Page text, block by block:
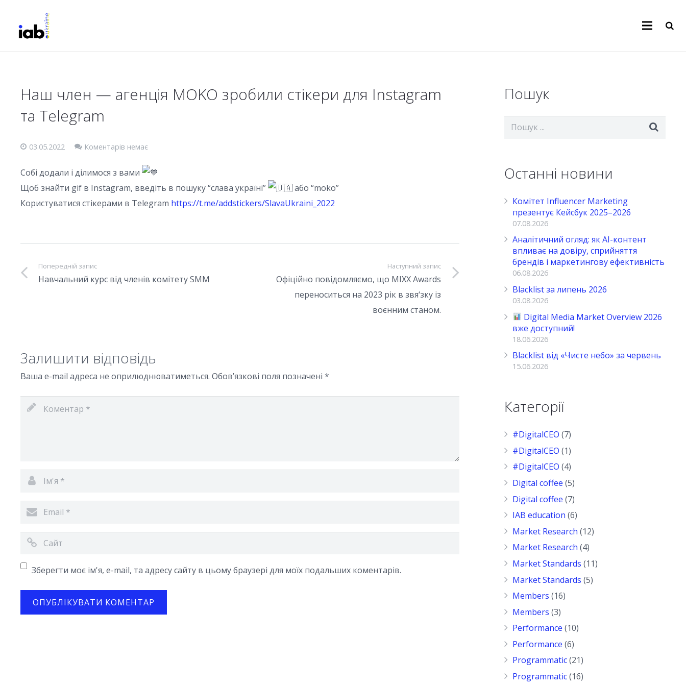
Наш член — агенція MOKO зробили стікери для Instagram
та Telegram
03.05.2022 Коментарів немає
Собі додали і ділимося з вами
Щоб знайти gif в Instagram, введіть в пошуку “слава україні”
або “moko”
Користуватися стікерами в Telegram https://t.me/addstickers/SlavaUkraini_2022
Попередній запис
Навчальний курс від членів комітету SMM
Наступний запис
Офіційно повідомляємо, що MIXX Awards
переноситься на 2023 рік в звя‘зку із
воєнним станом.
Залишити відповідь
Ваша e-mail адреса не оприлюднюватиметься. Обов’язкові поля позначені *
Зберегти моє ім'я, e-mail, та адресу сайту в цьому браузері для моїх подальших коментарів.
Пошук
Останні новини
Комітет Influencer Marketing
презентує Кейсбук 2025–2026
07.08.2026
Аналітичний огляд: як AI-контент
впливає на довіру, сприйняття
брендів і маркетингову ефективність
06.08.2026
Blacklist за липень 2026
03.08.2026
Digital Media Market Overview 2026
вже доступний!
18.06.2026
Blacklist від «Чисте небо» за червень
15.06.2026
Категорії
#DigitalCEO (7)
#DigitalCEO (1)
#DigitalCEO (4)
Digital coffee (5)
Digital coffee (7)
IAB education (6)
Market Research (12)
Market Research (4)
Market Standards (11)
Market Standards (5)
Members (16)
Members (3)
Performance (10)
Performance (6)
Programmatic(21)
Programmatic(16)